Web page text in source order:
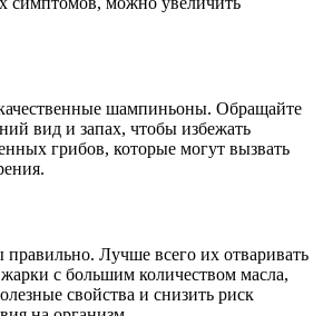
шампиньоны. Обращайте
вид и запах, чтобы избежать
грибов, которые могут вызвать
Лучше всего их отваривать
жарки с большим количеством масла,
свойства и снизить риск